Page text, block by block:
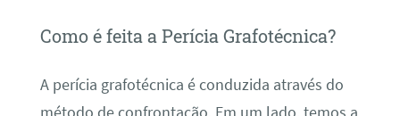
Como é feita a Perícia Grafotécnica?
A perícia grafotécnica é conduzida através do